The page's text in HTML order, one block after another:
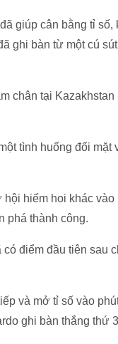
giúp cân bằng tỉ
ghi bàn từ một cú
chân tại
tình huống đối
hiếm hoi khác
phá thành công.
có điểm đầu tiên sau
và mở tỉ số vào
ghi bàn thắng thứ